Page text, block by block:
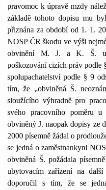
pravomoc k úpravě mzdy
základě tohoto dopisu mu
přiznána za období od 1. 1.
NOSP ČR škodu ve výši
obvinění M. J. a K. Š.
poškozování cizích práv podle
spolupachatelství podle § 9
tím, že „obviněná Š.
sloužícího výhradně pro
svého pracovního poměru
obviněný J. naopak dopisy ze
2000 písemně žádal o
se jedná o zaměstnankyni
obviněná Š. požádala
ubytovacím zařízení na
doporučil s tím, že se